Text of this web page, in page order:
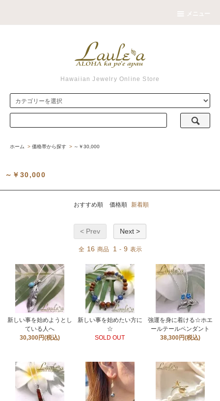
メニュー
Hawaiian Jewelry Online Store
ホーム > 価格帯から探す > ～￥30,000
～￥30,000
おすすめ順 価格順 新着順
< Prev Next >
全 16 商品 1 - 9 表示
新しい事を始めようとし
ている人へ
30,300円(税込)
新しい事を始めたい方に
☆
SOLD OUT
強運を身に着ける☆ホエ
ールテールペンダント
38,300円(税込)